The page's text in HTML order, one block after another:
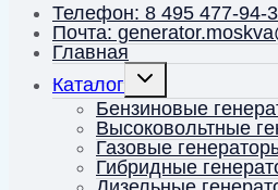
Телефон: 8 495 477-94-
Почта:
Главная
Каталог
Переключить
дочернее
меню
Бензиновые
Высоковольтные
Газовые
Гибридные